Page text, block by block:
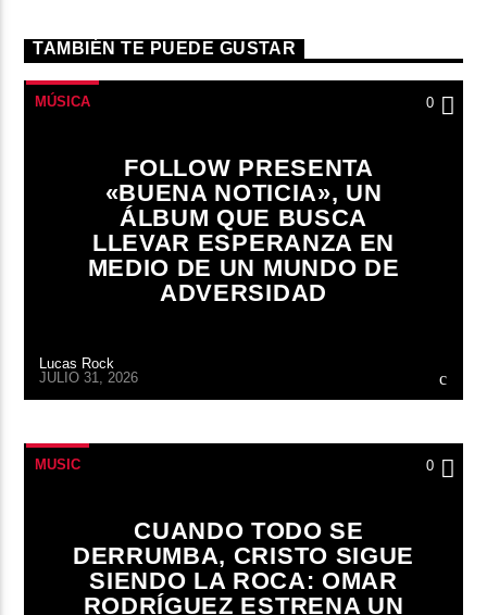
TAMBIÉN TE PUEDE GUSTAR
MÚSICA 0
FOLLOW PRESENTA
«BUENA NOTICIA», UN
ÁLBUM QUE BUSCA
LLEVAR ESPERANZA EN
MEDIO DE UN MUNDO DE
ADVERSIDAD
Lucas Rock
JULIO 31, 2026
MUSIC 0
CUANDO TODO SE
DERRUMBA, CRISTO SIGUE
SIENDO LA ROCA: OMAR
RODRÍGUEZ ESTRENA UN